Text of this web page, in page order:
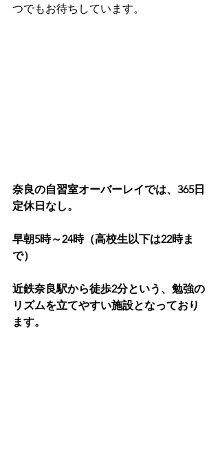
つでもお待ちしています。
奈良の自習室オーバーレイでは、365日
定休日なし。
早朝5時～24時（高校生以下は22時ま
で）
近鉄奈良駅から徒歩2分という、勉強の
リズムを立てやすい施設となっており
ます。